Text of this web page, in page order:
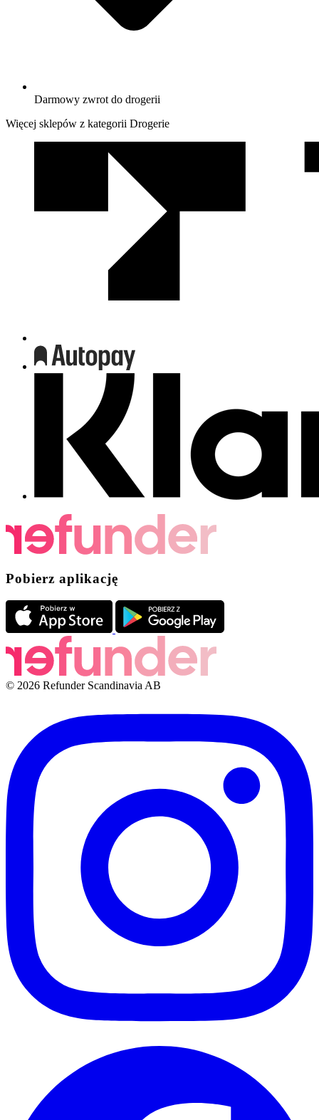
Darmowy zwrot do drogerii
Więcej sklepów z kategorii Drogerie
Pobierz aplikację
© 2026 Refunder Scandinavia AB